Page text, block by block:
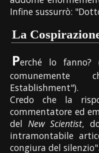
Infine sussurrò:
La
Perché lo
comunemente
Establishment").
Credo che la
commentatore ed
del New Scientist,
intramontabile
congiura del silenzio".